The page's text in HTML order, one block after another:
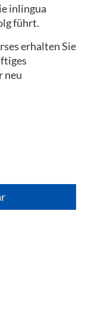
inlingua
führt.
erhalten Sie
neu